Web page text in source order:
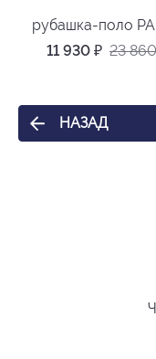
рубашка-поло
11 930 ₽ 23
НАЗАД